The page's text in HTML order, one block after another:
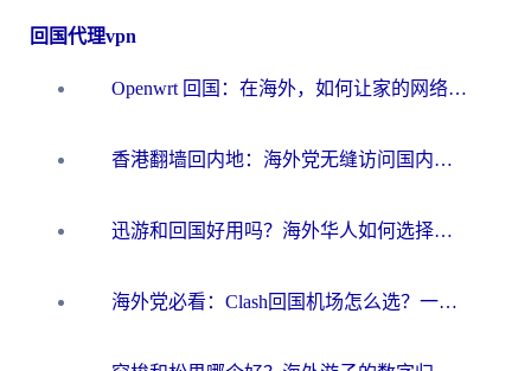
回国代理vpn
Openwrt 回国：在海外，如何让家的网络触手可及
香港翻墙回内地：海外党无缝访问国内资源的加速器选择全攻略
迅游和回国好用吗？海外华人如何选择靠谱的回国加速器
海外党必看：Clash回国机场怎么选？一篇搞定无缝访问国内资源的全攻略